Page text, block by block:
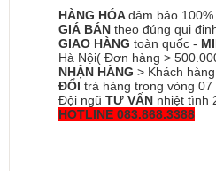
HÀNG HÓAđảm bảo 100%
GIÁ BÁN theo đúng qui
GIAO HÀNG toàn quốc -
Hà Nội( Đơn hàng >
NHẬN HÀNG > Khách
ĐỔI trả hàng trong vòng 07
Đội ngũ TƯ VẤN nhiệt tình
HOTLINE 083.868.3388